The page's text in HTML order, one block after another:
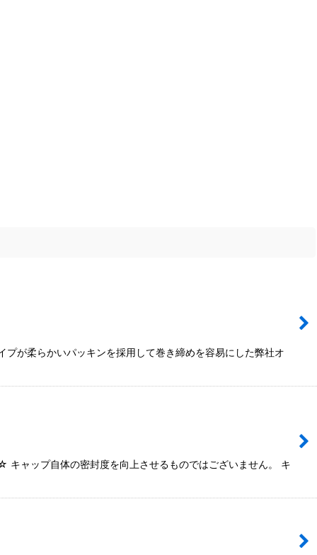
が柔らかいパッキンを採用して巻き締めを容易にした弊社オ
ャップ自体の密封度を向上させるものではございません。 キ